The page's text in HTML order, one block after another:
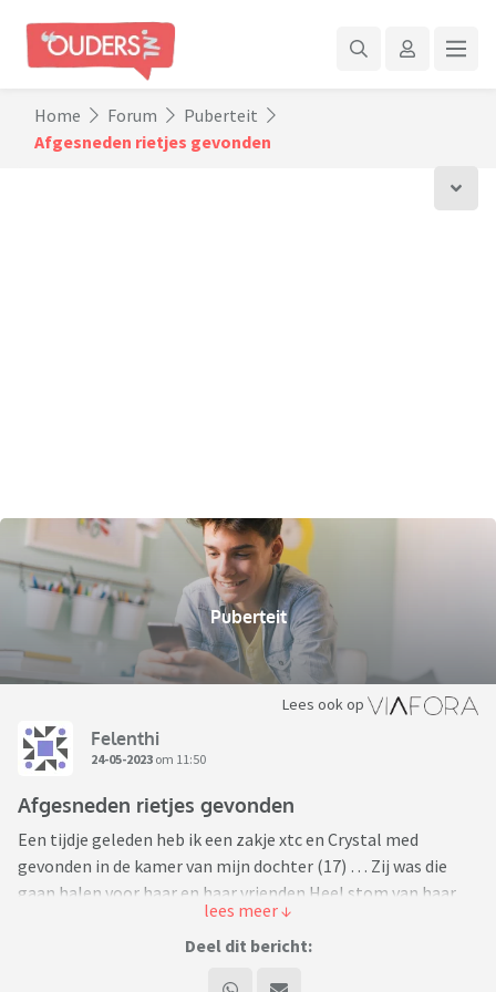
Home Forum
Puberteit
Afgesneden rietjes gevonden
Puberteit
Lees ook op
Felenthi
24-05-2023 om 11:50
Afgesneden rietjes gevonden
Een tijdje geleden heb ik een zakje xtc en Crystal med
gevonden in de kamer van mijn dochter (17) … Zij was die
gaan halen voor haar en haar vrienden.Heel stom van haar
uiteraard.Ik heb een gesprek met haar gehad en alles weg
gegooid…Ik heb ook gezegd dat ik voor 1 keer ging zwijgen
Deel dit bericht: